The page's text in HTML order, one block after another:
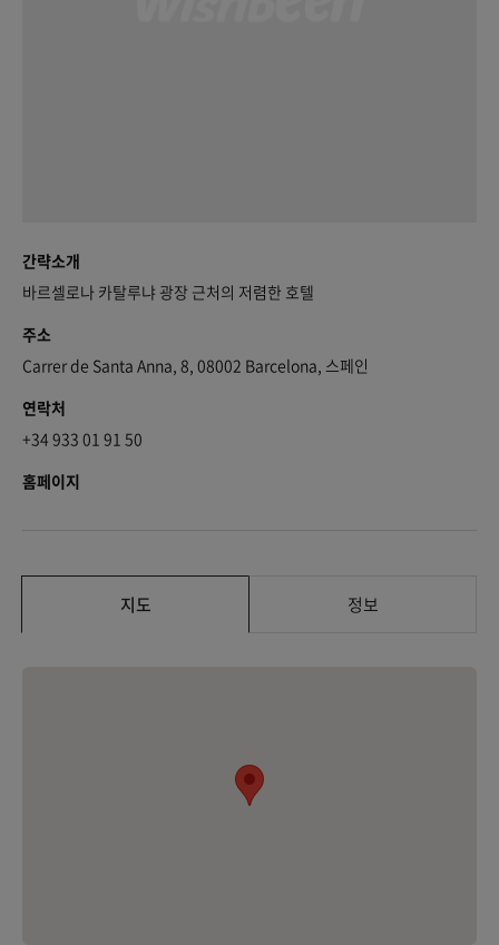
간략소개
바르셀로나 카탈루냐 광장 근처의 저렴한 호텔
주소
Carrer de Santa Anna, 8, 08002 Barcelona, 스페인
연락처
+34 933 01 91 50
홈페이지
지도 정보